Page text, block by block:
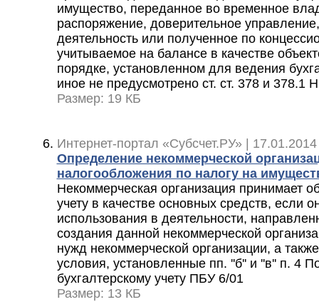
имущество, переданное во временное
распоряжение, доверительное
деятельность или полученное по
учитываемое на балансе в качестве
порядке, установленном для ведения
иное не предусмотрено ст. ст. 378 и 378.1
Размер: 19 КБ
Интернет-портал «Субсчет.РУ» |
Определение некоммерческой
налогообложения по налогу на
Некоммерческая организация принимает
учету в качестве основных средств, если
использования в деятельности,
создания данной некоммерческой
нужд некоммерческой организации, а
условия, установленные пп. ''б'' и ''в'' п. 4
бухгалтерскому учету ПБУ 6/01
Размер: 13 КБ